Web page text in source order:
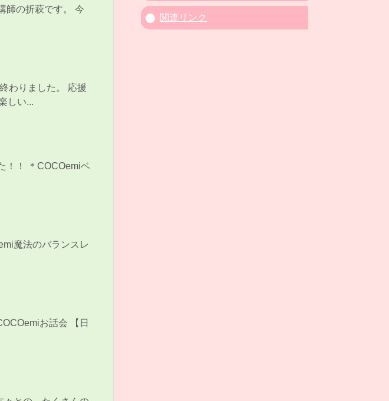
師の折萩です。 今
わりました。 応援
しい...
！！ ＊COCOemiベ
魔法のバランスレ
お話会 【日
関連リンク